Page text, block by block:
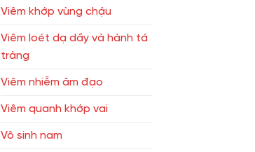
Viêm khớp vùng chậu
Viêm loét dạ dầy và hành tá
tràng
Viêm nhiễm âm đạo
Viêm quanh khớp vai
Vô sinh nam